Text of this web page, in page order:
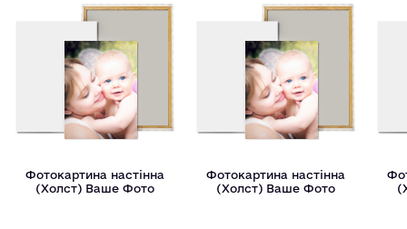
Фотокартина настінна
(Холст) Ваше Фото
Фотокартина настінна
(Холст) Ваше Фото